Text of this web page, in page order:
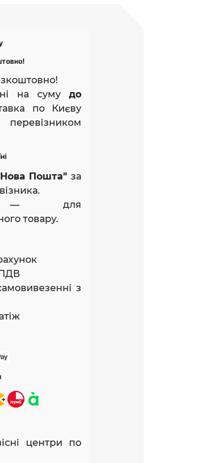
на суму до
по Києву
Пошта" за
для
товару.
з
центри по